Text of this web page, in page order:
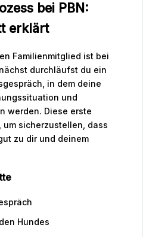
bei PBN:
erklärt
Familienmitglied ist bei
durchläufst du ein
in dem deine
und
werden. Diese erste
sicherzustellen, dass
zu dir und deinem
Hundes